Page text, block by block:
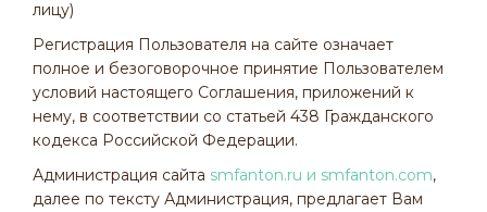
лицу)
Регистрация Пользователя на сайте означает
полное и безоговорочное принятие Пользователем
условий настоящего Соглашения, приложений к
нему, в соответствии со статьей 438 Гражданского
кодекса Российской Федерации.
Администрация сайта smfanton.ru и smfanton.com,
далее по тексту Администрация, предлагает Вам